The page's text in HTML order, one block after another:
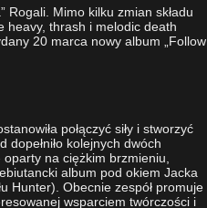
Rogali. Mimo kilku zmian składu
heavy, thrash i melodic death
20 marca nowy album „Follow
połączyć siły i stworzyć
dopełniło kolejnych dwóch
na ciężkim brzmieniu,
album pod okiem Jacka
Hunter). Obecnie zespół promuje
wsparciem twórczości i